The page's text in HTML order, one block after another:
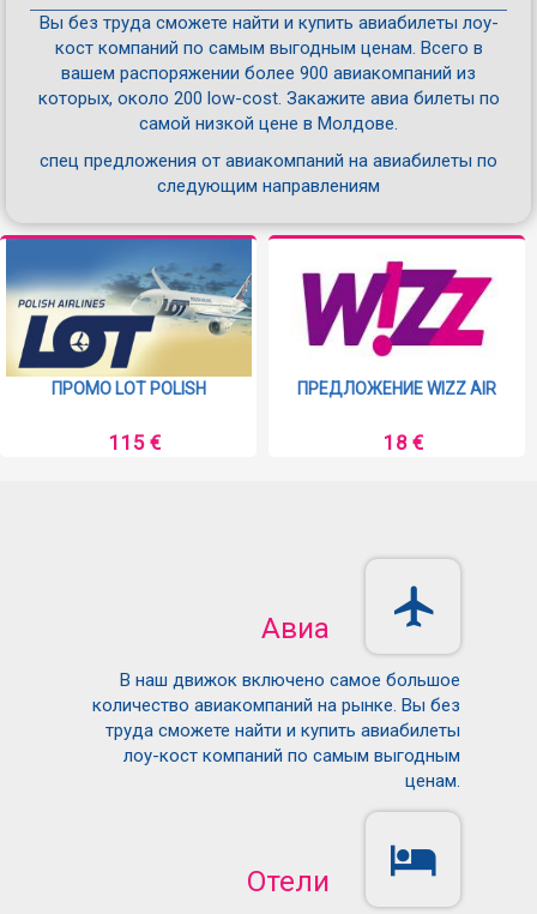
Вы без труда сможете найти и купить авиабилеты лоу-
кост компаний по самым выгодным ценам. Всего в
вашем распоряжении более 900 авиакомпаний из
которых, около 200 low-cost. Закажите авиа билеты по
самой низкой цене в Молдове.
спец предложения от авиакомпаний на авиабилеты по
следующим направлениям
ПРОМО LOT POLISH
115 €
ПРЕДЛОЖЕНИЕ WIZZ AIR
18 €
Авиа
В наш движок включено самое большое
количество авиакомпаний на рынке. Вы без
труда сможете найти и купить авиабилеты
лоу-кост компаний по самым выгодным
ценам.
Отели